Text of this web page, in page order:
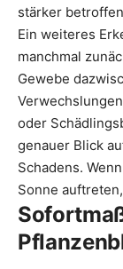
stärker
Ein weiteres
manchmal
Gewebe
oder
genauer Blick
Schadens.
Sonne